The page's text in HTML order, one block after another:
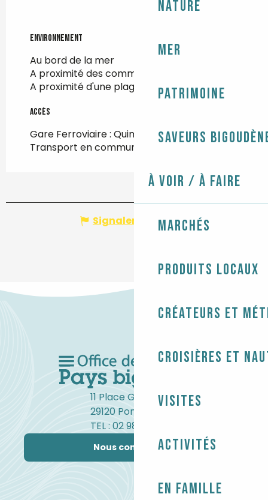
Nature
Mer
Patrimoine
Saveurs
À voir / À faire
Marchés
Produits locaux
Créateurs et
Croisières et
Visites
Activités
En famille
Environnement
Environnement
Au bord de la mer
A proximité des commerces
A proximité d'une plage
(500m)
Accès
Accès
Gare Ferroviaire : Quimper à 26km
Transport en commun à 300m
Signaler une erreur
11 Place Gambetta
29120 Pont-l'Abbé
TEL : 02 98 82 37 99
Nous contacter